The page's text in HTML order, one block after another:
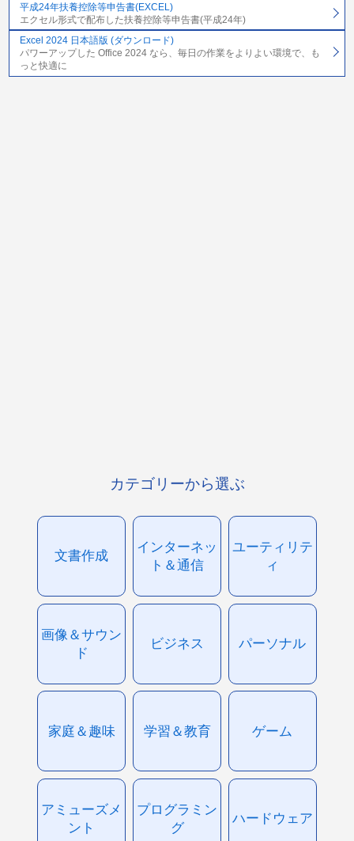
平成24年扶養控除等申告書(EXCEL)
エクセル形式で配布した扶養控除等申告書(平成24年)
Excel 2024 日本語版 (ダウンロード)
パワーアップした Office 2024 なら、毎日の作業をよりよい環境で、も
っと快適に
カテゴリーから選ぶ
文書作成
インターネッ
ト＆通信
ユーティリテ
ィ
画像＆サウン
ド
ビジネス パーソナル
家庭＆趣味 学習＆教育 ゲーム
アミューズメ
ント
プログラミン
グ
ハードウェア